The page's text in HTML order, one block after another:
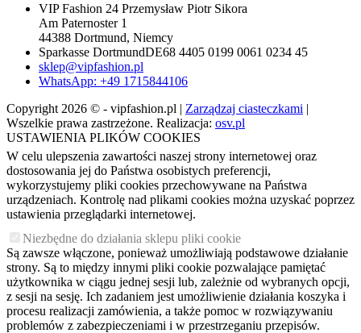
VIP Fashion 24 Przemysław Piotr Sikora
Am Paternoster 1
44388 Dortmund, Niemcy
Sparkasse DortmundDE68 4405 0199 0061 0234 45
sklep@vipfashion.pl
WhatsApp: +49 1715844106
Copyright 2026 © - vipfashion.pl | Zarządzaj ciasteczkami |
Wszelkie prawa zastrzeżone. Realizacja: osv.pl
USTAWIENIA PLIKÓW COOKIES
W celu ulepszenia zawartości naszej strony internetowej oraz
dostosowania jej do Państwa osobistych preferencji,
wykorzystujemy pliki cookies przechowywane na Państwa
urządzeniach. Kontrolę nad plikami cookies można uzyskać poprzez
ustawienia przeglądarki internetowej.
Niezbędne do działania sklepu pliki cookie
Są zawsze włączone, ponieważ umożliwiają podstawowe działanie
strony. Są to między innymi pliki cookie pozwalające pamiętać
użytkownika w ciągu jednej sesji lub, zależnie od wybranych opcji,
z sesji na sesję. Ich zadaniem jest umożliwienie działania koszyka i
procesu realizacji zamówienia, a także pomoc w rozwiązywaniu
problemów z zabezpieczeniami i w przestrzeganiu przepisów.